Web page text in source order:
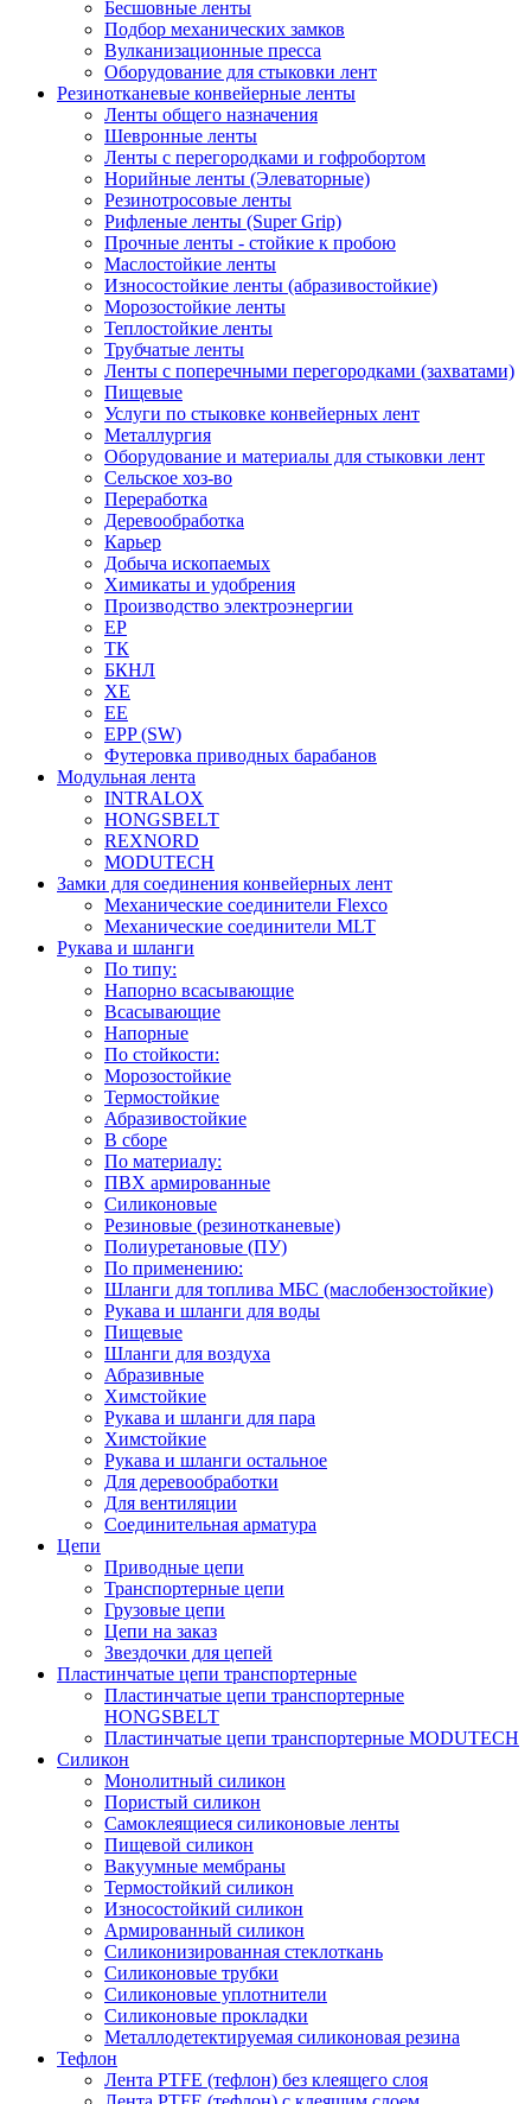
Бесшовные ленты
Подбор механических замков
Вулканизационные пресса
Оборудование для стыковки лент
Резинотканевые конвейерные ленты
Ленты общего назначения
Шевронные ленты
Ленты с перегородками и гофробортом
Норийные ленты (Элеваторные)
Резинотросовые ленты
Рифленые ленты (Super Grip)
Прочные ленты - стойкие к пробою
Маслостойкие ленты
Износостойкие ленты (абразивостойкие)
Морозостойкие ленты
Теплостойкие ленты
Трубчатые ленты
Ленты с поперечными перегородками (захватами)
Пищевые
Услуги по стыковке конвейерных лент
Металлургия
Оборудование и материалы для стыковки лент
Сельское хоз-во
Переработка
Деревообработка
Карьер
Добыча ископаемых
Химикаты и удобрения
Производство электроэнергии
EP
ТК
БКНЛ
XE
EE
EPP (SW)
Футеровка приводных барабанов
Модульная лента
INTRALOX
HONGSBELT
REXNORD
MODUTECH
Замки для соединения конвейерных лент
Механические соединители Flexco
Механические соединители MLT
Рукава и шланги
По типу:
Напорно всасывающие
Всасывающие
Напорные
По стойкости:
Морозостойкие
Термостойкие
Абразивостойкие
В сборе
По материалу:
ПВХ армированные
Силиконовые
Резиновые (резинотканевые)
Полиуретановые (ПУ)
По применению:
Шланги для топлива МБС (маслобензостойкие)
Рукава и шланги для воды
Пищевые
Шланги для воздуха
Абразивные
Химстойкие
Рукава и шланги для пара
Химстойкие
Рукава и шланги остальное
Для деревообработки
Для вентиляции
Соединительная арматура
Цепи
Приводные цепи
Транспортерные цепи
Грузовые цепи
Цепи на заказ
Звездочки для цепей
Пластинчатые цепи транспортерные
Пластинчатые цепи транспортерные
HONGSBELT
Пластинчатые цепи транспортерные MODUTECH
Силикон
Монолитный силикон
Пористый силикон
Самоклеящиеся силиконовые ленты
Пищевой силикон
Вакуумные мембраны
Термостойкий силикон
Износостойкий силикон
Армированный силикон
Силиконизированная стеклоткань
Силиконовые трубки
Силиконовые уплотнители
Силиконовые прокладки
Металлодетектируемая силиконовая резина
Тефлон
Лента PTFE (тефлон) без клеящего слоя